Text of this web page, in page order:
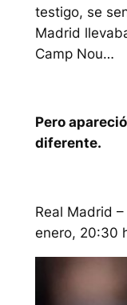
testigo, se
Madrid
Camp Nou…
Pero
diferente.
Real Madrid
enero, 20:30